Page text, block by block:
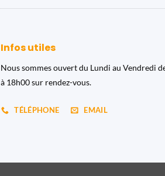
Infos utiles
Nous sommes ouvert du Lundi au Vendredi
à 18h00 sur rendez-vous.
TÉLÉPHONE EMAIL